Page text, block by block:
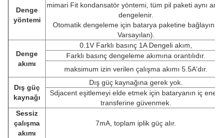
Denge
yöntemi
mimari Fit kondansatör yöntemi, tüm pil paketi aynı
dengelenir.
Otomatik dengeleme için batarya paketine bağlayın (
Varsayılan).
Denge
akımı
0.1V Farklı basınç 1A Dengeli akım,
Farklı basınç dengeleme akımına orantılıdır.
maksimum izin verilen çalışma akımı 5.5A'dır.
Dış güç
kaynağı
Dış güç kaynağına gerek yok.
Sdjacent eşitlemeyi elde etmek için bataryanın iç enerji
transferine güvenmek.
Sessiz
çalışma
akımı
7mA, toplam iplik güç alır.